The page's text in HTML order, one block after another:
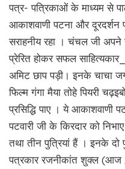
पत्र- पत्रिकाओं के माध्यम से
आकाशवाणी पटना और दूरदर्शन
सराहनीय रहा । चंचल जी अपने
प्रेरित होकर सफल
अमिट छाप पड़ी। इनके चाचा
फिल्म गंगा मैया तोहे पियरी
प्रसिद्धि पाए । ये आकाशवाणी
पटवारी जी के किरदार को
तथा तीन पुत्रियां हैं । इनके दो
पत्रकार रजनीकांत शुक्ल (आज ,